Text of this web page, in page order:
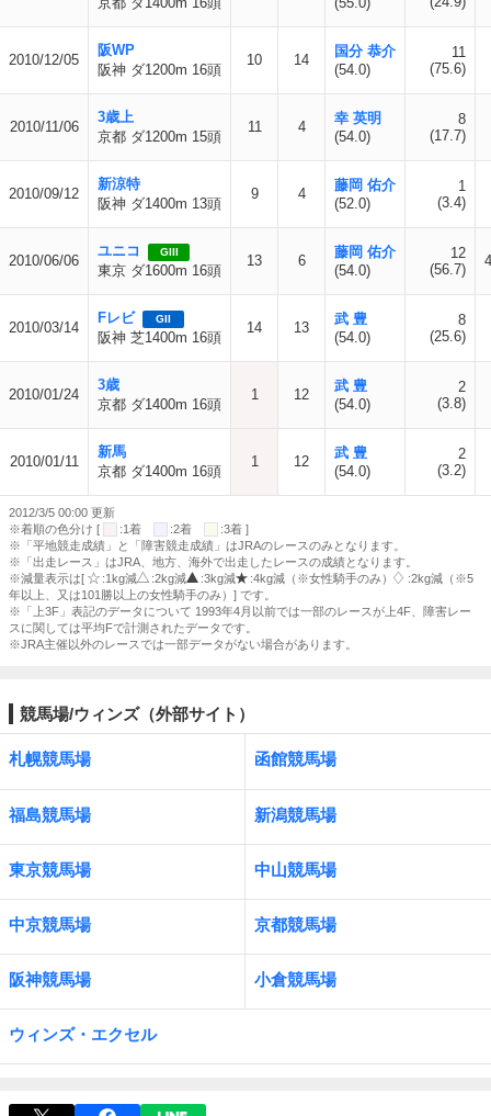
2010/12/05
阪WP
阪神 ダ1200m 16頭
10 14
国分 恭介
(54.0)
11
(75.6)
2010/11/06
3歳上
京都 ダ1200m 15頭
11 4
幸 英明
(54.0)
8
(17.7)
2010/09/12
新涼特
阪神 ダ1400m 13頭
9 4
藤岡 佑介
(52.0)
1
(3.4)
2010/06/06
ユニコ GIII
東京 ダ1600m 16頭
13 6
藤岡 佑介
(54.0)
12
(56.7)
2010/03/14
Fレビ GII
阪神 芝1400m 16頭
14 13
武 豊
(54.0)
8
(25.6)
2010/01/24
3歳
京都 ダ1400m 16頭
1 12
武 豊
(54.0)
2
(3.8)
2010/01/11
新馬
京都 ダ1400m 16頭
1 12
武 豊
(54.0)
2
(3.2)
2012/3/5 00:00 更新
※着順の色分け [
:1着 :2着
:3着 ]
※「平地競走成績」と「障害競走成績」はJRAのレースのみとなります。
※「出走レース」はJRA、地方、海外で出走したレースの成績となります。
※減量表示は[
:1kg減 :2kg減 :3kg減 :4kg減（※女性騎手のみ）
:2kg減（※5
年以上、又は101勝以上の女性騎手のみ）] です。
※「上3F」表記のデータについて 1993年4月以前では一部のレースが上4F、障害レー
スに関しては平均Fで計測されたデータです。
※JRA主催以外のレースでは一部データがない場合があります。
競馬場/ウィンズ（外部サイト）
札幌競馬場 函館競馬場
福島競馬場 新潟競馬場
東京競馬場 中山競馬場
中京競馬場 京都競馬場
阪神競馬場 小倉競馬場
ウィンズ・エクセル